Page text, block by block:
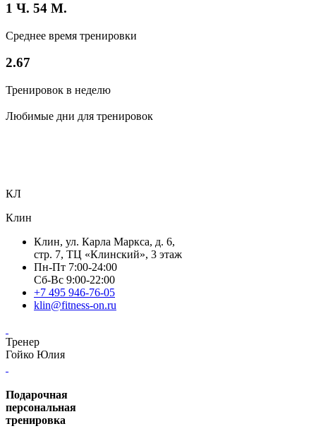
1 Ч. 54 М.
Среднее время тренировки
2.67
Тренировок в неделю
Любимые дни для тренировок
КЛ
Клин
Клин, ул. Карла Маркса, д. 6,
стр. 7, ТЦ «Клинский», 3 этаж
Пн-Пт 7:00-24:00
Сб-Вс 9:00-22:00
+7 495 946-76-05
klin@fitness-on.ru
Тренер
Гойко Юлия
Подарочная
персональная
тренировка